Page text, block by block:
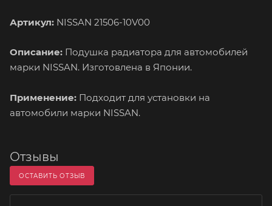
Артикул: NISSAN 21506-10V00
Описание: Подушка радиатора для автомобилей
марки NISSAN. Изготовлена в Японии.
Применение: Подходит для установки на
автомобили марки NISSAN.
Отзывы
ОСТАВИТЬ ОТЗЫВ